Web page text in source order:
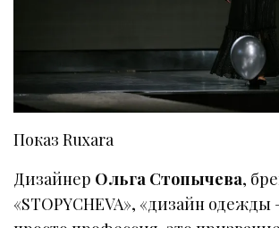
Показ Ruxara
Дизайнер Ольга Стопычева,
«STOPYCHEVA», «дизайн одежды